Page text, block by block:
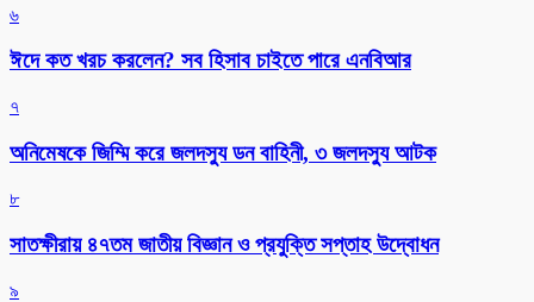
৬
ঈদে কত খরচ করলেন? সব হিসাব চাইতে পারে এনবিআর
৭
অনিমেষকে জিম্মি করে জলদস্যু ডন বাহিনী, ৩ জলদস্যু আটক
৮
সাতক্ষীরায় ৪৭তম জাতীয় বিজ্ঞান ও প্রযুক্তি সপ্তাহ উদ্বোধন
৯